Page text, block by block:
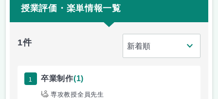
授業評価・楽単情報一覧
1件
1 卒業制作(1)
専攻教授全員先生